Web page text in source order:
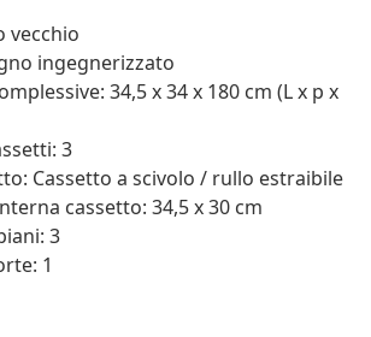
vecchio
ingegnerizzato
34,5 x 34 x 180 cm (L x p x
3
Cassetto a scivolo / rullo estraibile
cassetto: 34,5 x 30 cm
3
1